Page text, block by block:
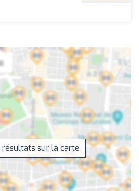
résultats sur la carte